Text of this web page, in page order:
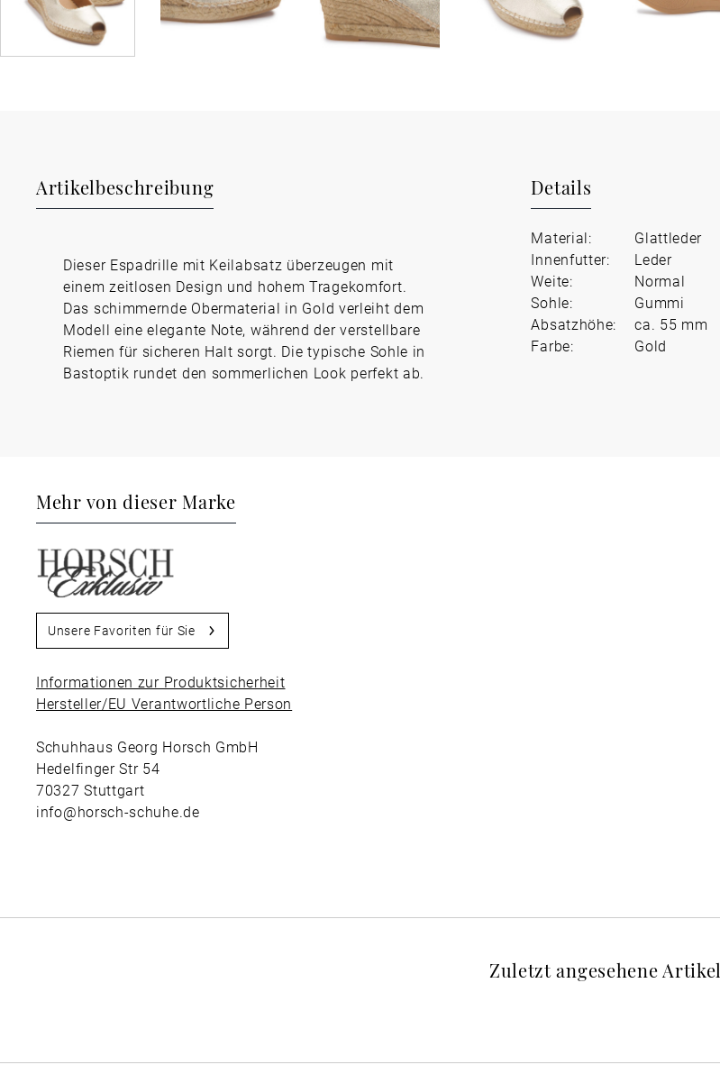
Artikelbeschreibung
Dieser Espadrille mit Keilabsatz überzeugen mit
einem zeitlosen Design und hohem Tragekomfort.
Das schimmernde Obermaterial in Gold verleiht dem
Modell eine elegante Note, während der verstellbare
Riemen für sicheren Halt sorgt. Die typische Sohle in
Bastoptik rundet den sommerlichen Look perfekt ab.
Details
Material:
Glattleder
Innenfutter:
Leder
Weite:
Normal
Sohle:
Gummi
Absatzhöhe:
ca. 55 mm
Farbe:
Gold
Mehr von dieser Marke
Unsere Favoriten für Sie
Informationen zur Produktsicherheit
Hersteller/EU Verantwortliche Person
Schuhhaus Georg Horsch GmbH
Hedelfinger Str 54
70327 Stuttgart
info@horsch-schuhe.de
Zuletzt angesehene Artikel